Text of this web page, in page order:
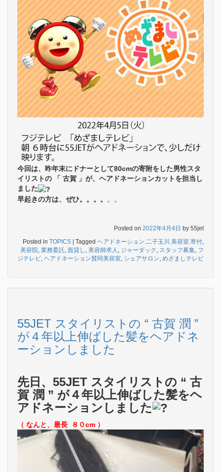
今回は、昨年末にドナーとして80cmの寄附をした男性スタ
イリストの 「 古賀 」が、ヘアドネーションカットを担当し
ました
早起きの方は、ぜひ。。。。
。。
Posted on 2022年4月4日 by 55jet
Posted in TOPICS | Tagged ヘアドネーション.二子玉川.美容室.寄付
美容院 業務委託 面貸し 美容師求人 ジャーダック スタッフ募集 フ
ジテレビ ヘアドネーション賛同美容室 シェアサロン めざましテレビ
55JET スタイリストの “ 古賀 潤 ”
が４年以上伸ばした髪をヘアドネ
ーションしました
先日、55JET スタイリストの “ 古
賀 潤 ” が４年以上伸ばした髪をヘ
アドネーションしました
（ なんと、最長 ８０cm ）